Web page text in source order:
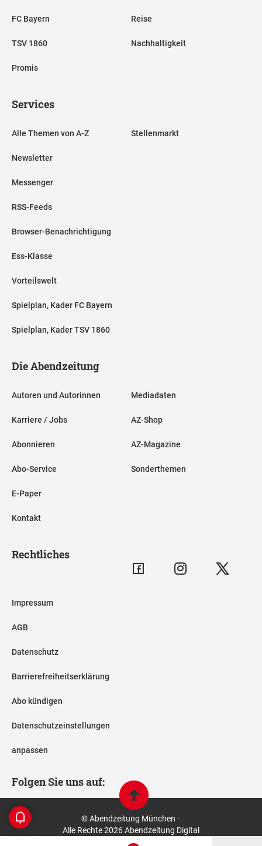
FC Bayern
TSV 1860
Promis
Reise
Nachhaltigkeit
Services
Alle Themen von A-Z
Newsletter
Messenger
RSS-Feeds
Browser-Benachrichtigung
Ess-Klasse
Vorteilswelt
Spielplan, Kader FC Bayern
Spielplan, Kader TSV 1860
Stellenmarkt
Die Abendzeitung
Autoren und Autorinnen
Karriere / Jobs
Abonnieren
Abo-Service
E-Paper
Kontakt
Mediadaten
AZ-Shop
AZ-Magazine
Sonderthemen
Rechtliches
Impressum
AGB
Datenschutz
Barrierefreiheitserklärung
Abo kündigen
Datenschutzeinstellungen
anpassen
Folgen Sie uns auf:
© Abendzeitung München ·
Alle Rechte 2026 Abendzeitung Digital